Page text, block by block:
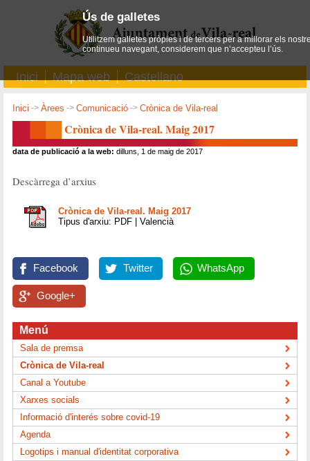
Inici Mapa web Castellano
Inici ->Àrees ->Comunicació ->Crònica de Vila-real
Crònica de Vila-real. Maig 2017
data de publicació a la web: dilluns, 1 de maig de 2017
Descàrrega d’arxius
Crònica de Vila-real. Maig 2017
Tipus d'arxiu: PDF | Valencià
Facebook Twitter WhatsApp
Google+
Menú
Sala de premsa
Crònica de Vila-real
Canal a Youtube
Xarxes socials
Informació d'interés sobre covid-19
Agenda
Logotips i manual d'identitat corporativa
Ús de galletes
Utilitzem galletes pròpies i de tercers per a millorar els
continueu navegant, considerem que n’accepteu l’ús.